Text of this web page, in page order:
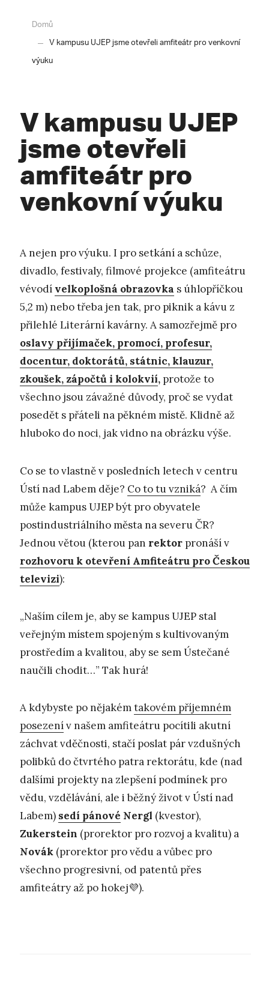
Domů
V kampusu UJEP jsme otevřeli amfiteátr pro venkovní
výuku
V kampusu UJEP
jsme otevřeli
amfiteátr pro
venkovní výuku
A nejen pro výuku. I pro setkání a schůze,
divadlo, festivaly, filmové projekce (amfiteátru
vévodí velkoplošná obrazovka s úhlopříčkou
5,2 m) nebo třeba jen tak, pro piknik a kávu z
přilehlé Literární kavárny. A samozřejmě pro
oslavy přijímaček, promocí, profesur,
docentur, doktorátů, státnic, klauzur,
zkoušek, zápočtů i kolokvií, protože to
všechno jsou závažné důvody, proč se vydat
posedět s přáteli na pěkném místě. Klidně až
hluboko do noci, jak vidno na obrázku výše.
Co se to vlastně v posledních letech v centru
Ústí nad Labem děje? Co to tu vzniká? A čím
může kampus UJEP být pro obyvatele
postindustriálního města na severu ČR?
Jednou větou (kterou pan rektor pronáší v
rozhovoru k otevření Amfiteátru pro Českou
televizi):
„Naším cílem je, aby se kampus UJEP stal
veřejným místem spojeným s kultivovaným
prostředím a kvalitou, aby se sem Ústečané
naučili chodit…” Tak hurá!
A kdybyste po nějakémtakovém příjemném
posezenív našem amfiteátru pocítili akutní
záchvat vděčnosti, stačí poslat pár vzdušných
polibků do čtvrtého patra rektorátu, kde (nad
dalšími projekty na zlepšení podmínek pro
vědu, vzdělávání, ale i běžný život v Ústí nad
Labem) sedí pánové Nergl (kvestor),
Zukerstein (prorektor pro rozvoj a kvalitu) a
Novák (prorektor pro vědu a vůbec pro
všechno progresivní, od patentů přes
amfiteátry až po hokej💜).